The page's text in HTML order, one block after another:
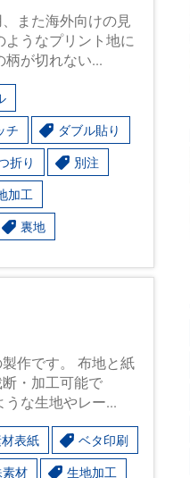
また海外向けの見
ようなプリント地に
柄が切れない...
チ ダブル貼り
折り 別注
加工
裏地
作です。 布地と紙
・加工可能で
な生地やレー...
表紙 ベタ印刷
素材 生地加工